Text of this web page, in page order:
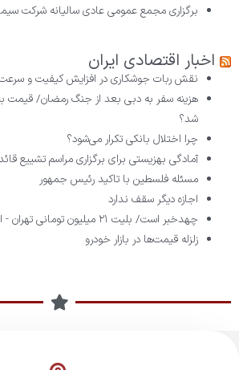
برگزاری مجمع عمومی عادی سالیانه شرکت
اخبار اقتصادی ایران
نقش ربات جوشکاری در افزایش کیفیت و سرعت
هزینه سفر به دبی بعد از جنگ رمضان/ قیمت
شد؟
چرا اختلال بانکی تکرار می‌شود؟
آمادگی بهزیستی برای برگزاری مراسم تشییع
مسئله فلسطین با تاکید رئیس جمهور
اجازه دیگر سقف ندارد
چهدخبر است/ بلیت ۲۱ میلیون تومانی تهران - اصفهان
زلزله قیمت‌ها در بازار خودرو